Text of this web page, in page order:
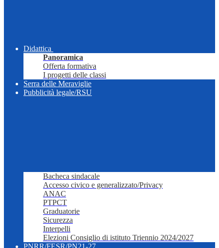
Didattica
Panoramica
Offerta formativa
I progetti delle classi
Serra delle Meraviglie
Pubblicità legale/RSU
Bacheca sindacale
Accesso civico e generalizzato/Privacy
ANAC
PTPCT
Graduatorie
Sicurezza
Interpelli
Elezioni Consiglio di istituto Triennio 2024/2027